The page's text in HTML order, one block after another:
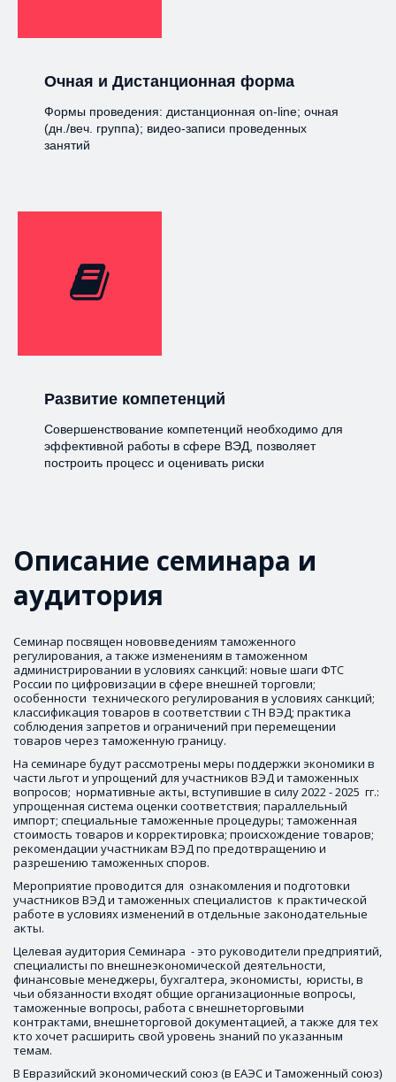
Очная и Дистанционная форма
Формы проведения: дистанционная on-line; очная
(дн./веч. группа); видео-записи проведенных
занятий
Развитие компетенций
Совершенствование компетенций необходимо для
эффективной работы в сфере ВЭД, позволяет
построить процесс и оценивать риски
Описание семинара и
аудитория
Семинар посвящен нововведениям таможенного
регулирования, а также изменениям в таможенном
администрировании в условиях санкций: новые шаги ФТС
России по цифровизации в сфере внешней торговли;
особенности  технического регулирования в условиях санкций;
классификация товаров в соответствии с ТН ВЭД; практика
соблюдения запретов и ограничений при перемещении
товаров через таможенную границу.
На семинаре будут рассмотрены меры поддержки экономики в
части льгот и упрощений для участников ВЭД и таможенных
вопросов;  нормативные акты, вступившие в силу 2022 - 2025  гг.:
упрощенная система оценки соответствия; параллельный
импорт; специальные таможенные процедуры; таможенная
стоимость товаров и корректировка; происхождение товаров;
рекомендации участникам ВЭД по предотвращению и
разрешению таможенных споров.
Мероприятие проводится для  ознакомления и подготовки
участников ВЭД и таможенных специалистов  к практической
работе в условиях изменений в отдельные законодательные
акты.
Целевая аудитория Семинара  - это руководители предприятий,
специалисты по внешнеэкономической деятельности,
финансовые менеджеры, бухгалтера, экономисты,  юристы, в
чьи обязанности входят общие организационные вопросы,
таможенные вопросы, работа с внешнеторговыми
контрактами, внешнеторговой документацией, а также для тех
кто хочет расширить свой уровень знаний по указанным
темам.
В Евразийский экономический союз (в ЕАЭС и Таможенный союз)